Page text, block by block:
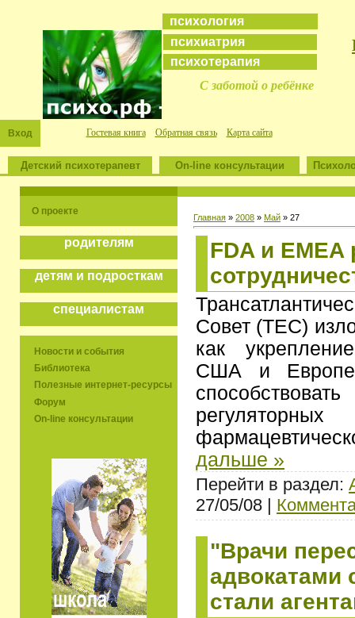
психология
психиатрия
психотерапия
С заботой о ребёнке
Вход Гостевая книга Обратная связь Карта сайта
Детский психотерапевт On-line консультации
О проекте
родителям
детям и подросткам
специалистам
Новости и события
Библиотека
Полезные интернет-ресурсы
Форум
On-line консультации
Главная » 2008 » Май » 27
FDA и
Совет (TEC)
как
США и
дальше »
Перейти в раздел:
27/05/08 |
"Врачи
адвокатами
стали